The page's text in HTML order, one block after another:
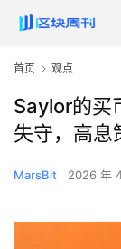
首页 观点
Saylor的买
失守，高息
MarsBit 2026 年